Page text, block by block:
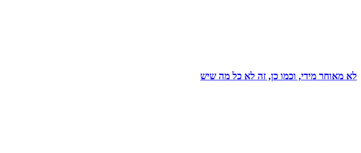
לא מאוחר מידי, וכמו כן, זה לא כל מה שיש